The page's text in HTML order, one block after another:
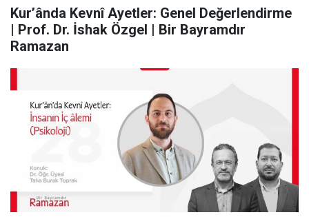
Kur’ânda Kevnî Ayetler: Genel Değerlendirme
| Prof. Dr. İshak Özgel | Bir Bayramdır
Ramazan